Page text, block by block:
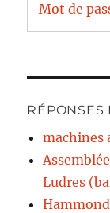
Mot de
RÉPONSES
machines
Ludres